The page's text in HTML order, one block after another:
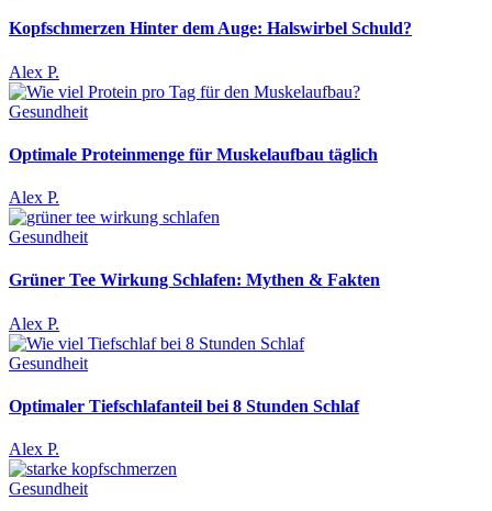
Kopfschmerzen Hinter dem Auge: Halswirbel Schuld?
Alex P.
Gesundheit
Optimale Proteinmenge für Muskelaufbau täglich
Alex P.
Gesundheit
Grüner Tee Wirkung Schlafen: Mythen & Fakten
Alex P.
Gesundheit
Optimaler Tiefschlafanteil bei 8 Stunden Schlaf
Alex P.
Gesundheit